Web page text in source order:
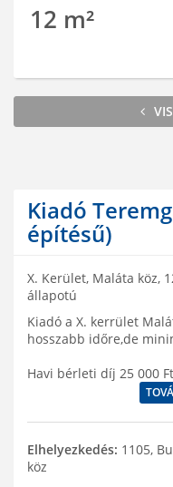
12 m²
Kiadó
építésű)
X. Kerület, Maláta köz,
állapotú
Kiadó a X. kerrület
hosszabb időre,de
Havi bérleti díj 25 000
Elhelyezkedés: 1105,
köz